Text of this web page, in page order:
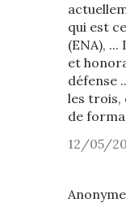
qui est
(ENA),
et
défense
les trois,
de
12/05/